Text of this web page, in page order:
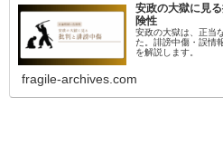
安政の大獄に見
険性
安政の大獄は、正当
た。誹謗中傷・誤情
を解説します。
fragile-archives.com